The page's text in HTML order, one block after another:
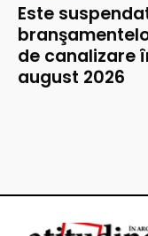
Este
de canalizare
august 2026